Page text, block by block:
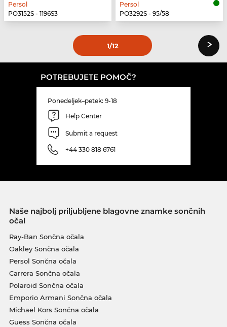
Persol
PO3152S - 1196S3
Persol
PO3292S - 95/58
1/12 ›
POTREBUJETE POMOČ?
Ponedeljek–petek: 9-18
Help Center
Submit a request
+44 330 818 6761
Naše najbolj priljubljene blagovne znamke sončnih
očal
Ray-Ban Sončna očala
Oakley Sončna očala
Persol Sončna očala
Carrera Sončna očala
Polaroid Sončna očala
Emporio Armani Sončna očala
Michael Kors Sončna očala
Guess Sončna očala